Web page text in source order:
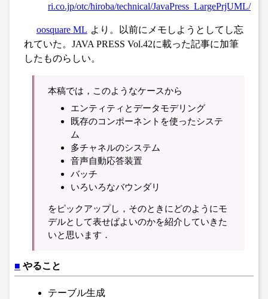
ri.co.jp/otc/hiroba/technical/JavaPress_LargePrjUML/
oosquare ML より。以前にメモしようとしてし忘
れていた。JAVA PRESS Vol.42に載った記事に加筆
したものらしい。
本稿では，このようなケースから
エンティティとデータモデリング
既存のコンポーネントを使ったシステ
ム
多チャネルのシステム
音声自動応答装置
バッチ
いろいろなバウンダリ
をピックアップし，そのときにどのようにモ
デルとして表せばよいのかを紹介していきた
いと思います．
■ やること
テーブル生成